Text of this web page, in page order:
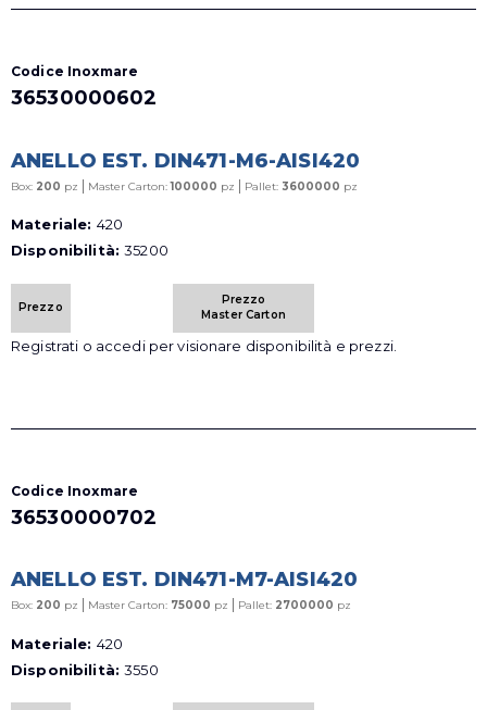
Codice Inoxmare
36530000602
ANELLO EST. DIN471-M6-AISI420
Box: 200 pz | Master Carton:100000 pz | Pallet: 3600000 pz
Materiale: 420
Disponibilità:35200
Prezzo
Prezzo
Master Carton
Registrati o accedi per visionare disponibilità e prezzi.
Codice Inoxmare
36530000702
ANELLO EST. DIN471-M7-AISI420
Box: 200 pz | Master Carton: 75000 pz | Pallet: 2700000 pz
Materiale: 420
Disponibilità:3550